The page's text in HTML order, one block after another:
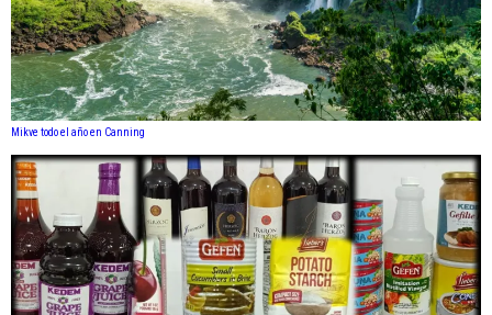
Mikve todo el año en Canning